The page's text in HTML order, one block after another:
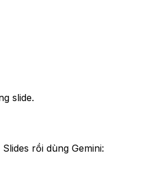
slide.
rồi dùng Gemini: